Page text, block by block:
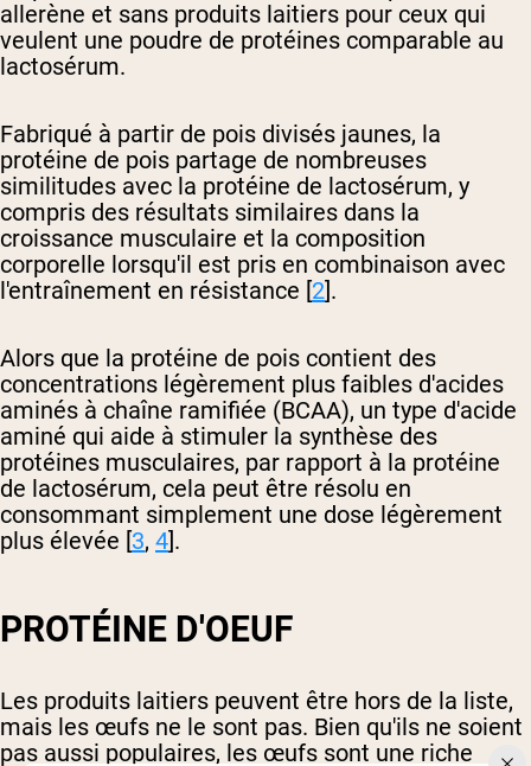
allerène et sans produits laitiers pour ceux qui
veulent une poudre de protéines comparable au
lactosérum.
Fabriqué à partir de pois divisés jaunes, la
protéine de pois partage de nombreuses
similitudes avec la protéine de lactosérum, y
compris des résultats similaires dans la
croissance musculaire et la composition
corporelle lorsqu'il est pris en combinaison avec
l'entraînement en résistance [2].
Alors que la protéine de pois contient des
concentrations légèrement plus faibles d'acides
aminés à chaîne ramifiée (BCAA), un type d'acide
aminé qui aide à stimuler la synthèse des
protéines musculaires, par rapport à la protéine
de lactosérum, cela peut être résolu en
consommant simplement une dose légèrement
plus élevée [3, 4].
PROTÉINE D'OEUF
Les produits laitiers peuvent être hors de la liste,
mais les œufs ne le sont pas. Bien qu'ils ne soient
pas aussi populaires, les œufs sont une riche